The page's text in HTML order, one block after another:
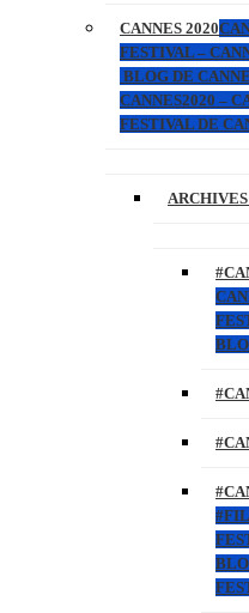
CANNES 2020
FESTIVAL –
BLOG DE
CANNES2020 –
FESTIVAL DE